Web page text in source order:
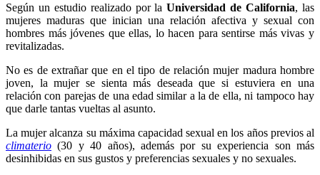
Según un estudio realizado por laUniversidad de California, las
mujeres maduras que inician una relación afectiva y sexual con
hombres más jóvenes que ellas, lo hacen para sentirse más vivas y
revitalizadas.
No es de extrañar que en el tipo de relación mujer madura hombre
joven, la mujer se sienta más deseada que si estuviera en una
relación con parejas de una edad similar a la de ella, ni tampoco hay
que darle tantas vueltas al asunto.
La mujer alcanza su máxima capacidad sexual en los años previos al
climaterio (30 y 40 años), además por su experiencia son más
desinhibidas en sus gustos y preferencias sexuales y no sexuales.